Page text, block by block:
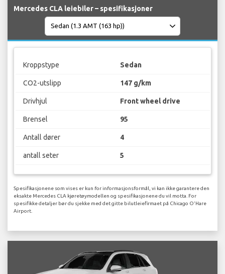
Mercedes CLA leiebiler – spesifikasjoner
Kroppstype Sedan
CO2-utslipp 147 g/km
Drivhjul Front wheel drive
Brensel 95
Antall dører 4
antall seter 5
Spesifikasjonene som vises er kun for informasjonsformål, vi kan ikke garantere den
eksakte Mercedes CLA kjøretøymodellen og spesifikasjonene du vil motta. For
spesifikke detaljer bør du sjekke med det gitte bilutleiefirmaet på Chicago O'Hare
Airport.